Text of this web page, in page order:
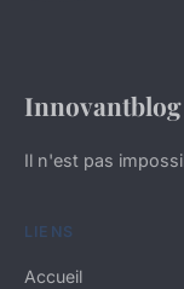
Innovantblog
Il n'est pas
LIENS
Accueil